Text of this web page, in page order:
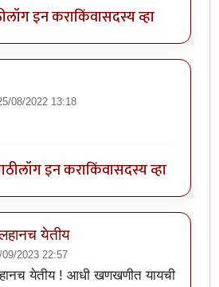
लॉग इन कराकिंवासदस्य व्हा
08/2022 13:18
लॉग इन कराकिंवासदस्य व्हा
येतीय
09/2023 22:57
येतीय ! आधी खणखणीत यायची